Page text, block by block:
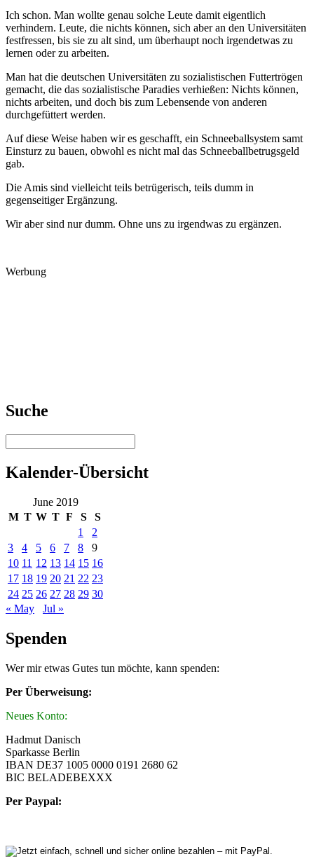
Ich schon. Man wollte genau solche Leute damit eigentlich
verhindern. Leute, die nichts können, sich aber an den Universitäten
festfressen, bis sie zu alt sind, um überhaupt noch irgendetwas zu
lernen oder zu arbeiten.
Man hat die deutschen Universitäten zu sozialistischen Futtertrögen
gemacht, die das sozialistische Paradies verhießen: Nichts können,
nichts arbeiten, und doch bis zum Lebensende von anderen
durchgefüttert werden.
Auf diese Weise haben wir es geschafft, ein Schneeballsystem samt
Einsturz zu bauen, obwohl es nicht mal das Schneeballbetrugsgeld
gab.
Die Amis sind vielleicht teils betrügerisch, teils dumm in
gegenseitiger Ergänzung.
Wir aber sind nur dumm. Ohne uns zu irgendwas zu ergänzen.
Werbung
Suche
Kalender-Übersicht
June 2019
M T W T F S
S
1
2
3
4 5 6 7 8
9
10 11 12 13 14 15 16
17 18 19 20 21 22 23
24 25 26 27 28 29 30
« May
Jul »
Spenden
Wer mir etwas Gutes tun möchte, kann spenden:
Per Überweisung:
Neues Konto:
Hadmut Danisch
Sparkasse Berlin
IBAN DE37 1005 0000 0191 2680 62
BIC BELADEBEXXX
Per Paypal: